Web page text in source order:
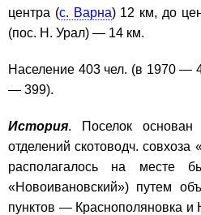
центра (с. Варна) 12 км, до
(пос. Н. Урал) — 14 км.
Население 403 чел. (в 1970 —
— 399).
История. Поселок
отделений скотоводч.
располагалось на месте
«Новоивановский») путем
пунктов — Краснополяновка и